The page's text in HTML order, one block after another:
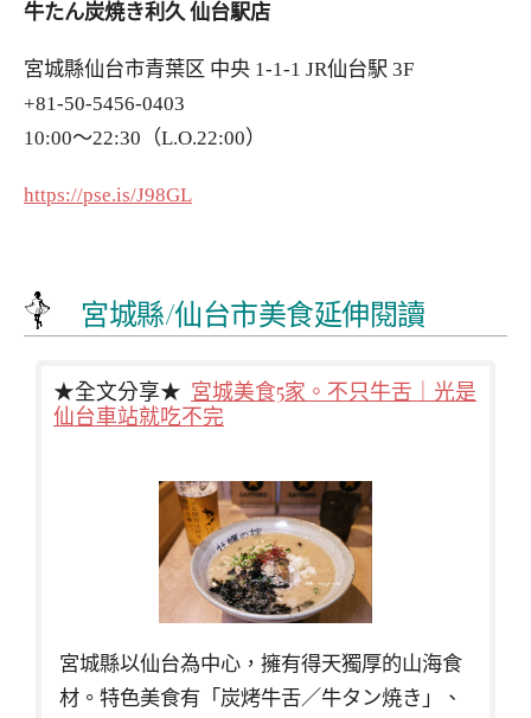
牛たん炭焼き利久 仙台駅店
宮城縣仙台市青葉区 中央 1-1-1 JR仙台駅 3F
+81-50-5456-0403
10:00～22:30（L.O.22:00）
https://pse.is/J98GL
宮城縣/仙台市美食延伸閱讀
★全文分享★ 宮城美食5家。不只牛舌｜光是
仙台車站就吃不完
宮城縣以仙台為中心，擁有得天獨厚的山海食
材。特色美食有「炭烤牛舌／牛タン焼き」、